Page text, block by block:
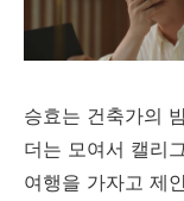
승효는 건축가의
더는 모여서 캘리
여행을 가자고 제